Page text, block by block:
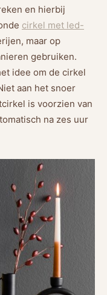
en hierbij
cirkel met led-
maar op
gebruiken.
idee om de cirkel
aan het snoer
is voorzien van
na zes uur